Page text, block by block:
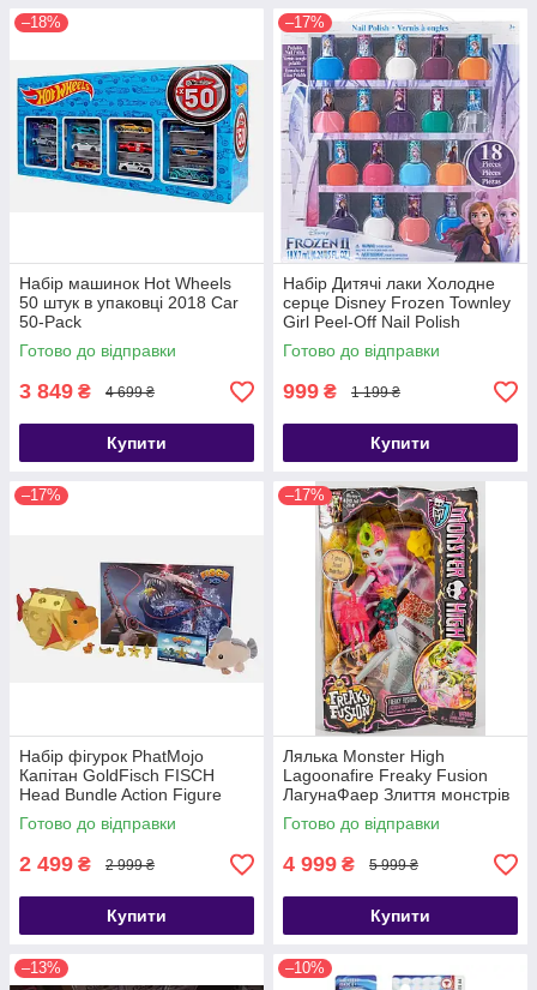
–18%
Набір машинок Hot Wheels
50 штук в упаковці 2018 Car
50-Pack
Готово до відправки
3 849 ₴ 4 699 ₴
Купити
–17%
Набір Дитячі лаки Холодне
серце Disney Frozen Townley
Girl Peel-Off Nail Polish
Готово до відправки
999 ₴ 1 199 ₴
Купити
–17%
Набір фігурок PhatMojo
Капітан GoldFisch FISCH
Head Bundle Action Figure
Playset
Готово до відправки
2 499 ₴ 2 999 ₴
Купити
–17%
Лялька Monster High
Lagoonafire Freaky Fusion
ЛагунаФаер Злиття монстрів
Готово до відправки
4 999 ₴ 5 999 ₴
Купити
–13% –10%